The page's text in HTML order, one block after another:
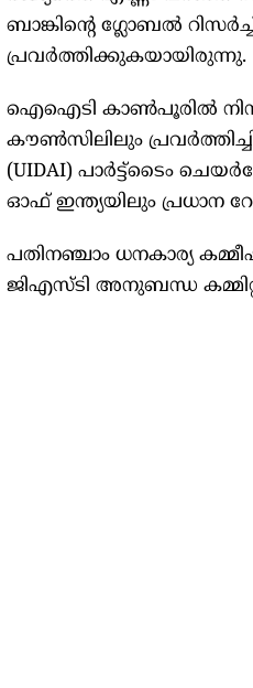
ബാങ്കിന്റെ ഗ്ലോബല്‍
പ്രവര്‍ത്തിക്കുകയായിരുന്നു.
ഐഐടി കാണ്‍പൂരില്‍ നിന്ന്
കൗണ്‍സിലിലും
(UIDAI) പാര്‍ട്ട്‌ടൈം
ഓഫ് ഇന്ത്യയിലും പ്രധാന
പതിനഞ്ചാം ധനകാര്യ
ജിഎസ്ടി അനുബന്ധ